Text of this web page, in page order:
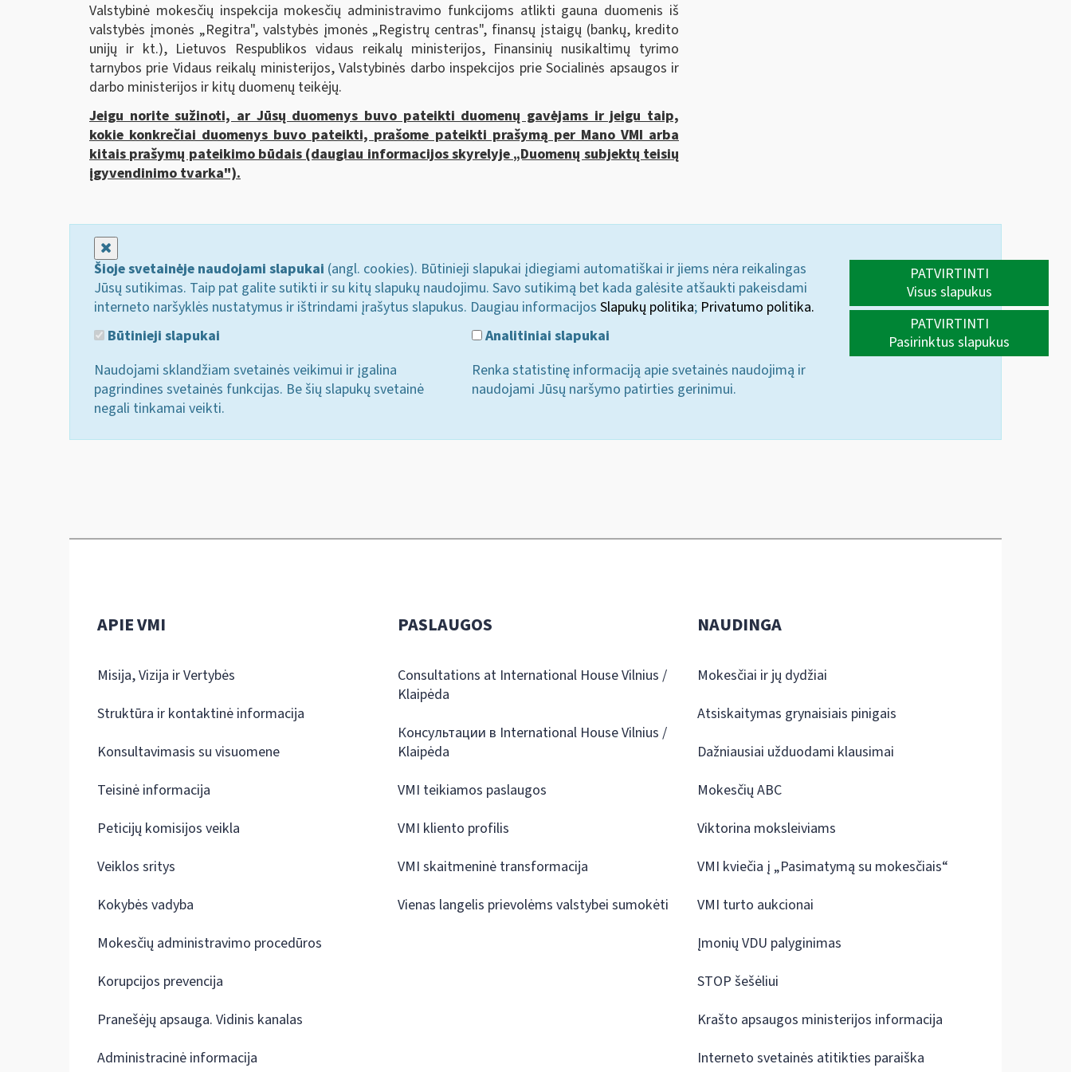
Valstybinė mokesčių inspekcija mokesčių administravimo funkcijoms atlikti gauna duomenis iš
valstybės įmonės „Regitra", valstybės įmonės „Registrų centras", finansų įstaigų (bankų, kredito
unijų ir kt.), Lietuvos Respublikos vidaus reikalų ministerijos, Finansinių nusikaltimų tyrimo
tarnybos prie Vidaus reikalų ministerijos, Valstybinės darbo inspekcijos prie Socialinės apsaugos ir
darbo ministerijos ir kitų duomenų teikėjų.
Jeigu norite sužinoti, ar Jūsų duomenys buvo pateikti duomenų gavėjams ir jeigu taip,
kokie konkrečiai duomenys buvo pateikti, prašome pateikti prašymą per Mano VMI arba
kitais prašymų pateikimo būdais (daugiau informacijos skyrelyje „Duomenų subjektų teisių
įgyvendinimo tvarka").
Šioje svetainėje naudojami slapukai (angl. cookies). Būtinieji slapukai įdiegiami automatiškai ir jiems nėra reikalingas
Jūsų sutikimas. Taip pat galite sutikti ir su kitų slapukų naudojimu. Savo sutikimą bet kada galėsite atšaukti pakeisdami
interneto naršyklės nustatymus ir ištrindami įrašytus slapukus. Daugiau informacijos Slapukų politika; Privatumo politika.
Būtinieji slapukai
Naudojami sklandžiam svetainės veikimui ir įgalina
pagrindines svetainės funkcijas. Be šių slapukų svetainė
negali tinkamai veikti.
Analitiniai slapukai
Renka statistinę informaciją apie svetainės naudojimą ir
naudojami Jūsų naršymo patirties gerinimui.
PATVIRTINTI
Visus slapukus
PATVIRTINTI
Pasirinktus slapukus
APIE VMI
Misija, Vizija ir Vertybės
Struktūra ir kontaktinė informacija
Konsultavimasis su visuomene
Teisinė informacija
Peticijų komisijos veikla
Veiklos sritys
Kokybės vadyba
Mokesčių administravimo procedūros
Korupcijos prevencija
Pranešėjų apsauga. Vidinis kanalas
Administracinė informacija
PASLAUGOS
Consultations at International House Vilnius /
Klaipėda
Консультации в International House Vilnius /
Klaipėda
VMI teikiamos paslaugos
VMI kliento profilis
VMI skaitmeninė transformacija
Vienas langelis prievolėms valstybei sumokėti
NAUDINGA
Mokesčiai ir jų dydžiai
Atsiskaitymas grynaisiais pinigais
Dažniausiai užduodami klausimai
Mokesčių ABC
Viktorina moksleiviams
VMI kviečia į „Pasimatymą su mokesčiais“
VMI turto aukcionai
Įmonių VDU palyginimas
STOP šešėliui
Krašto apsaugos ministerijos informacija
Interneto svetainės atitikties paraiška